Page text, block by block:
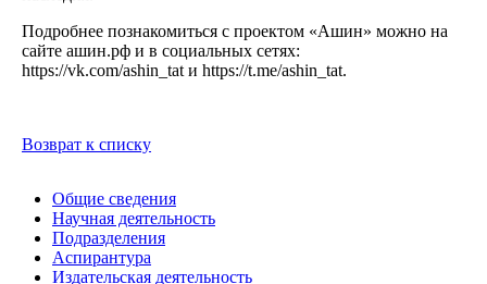
Подробнее познакомиться с проектом «Ашин» можно на
сайте ашин.рф и в социальных сетях:
https://vk.com/ashin_tat и https://t.me/ashin_tat.
Возврат к списку
Общие сведения
Научная деятельность
Подразделения
Аспирантура
Издательская деятельность